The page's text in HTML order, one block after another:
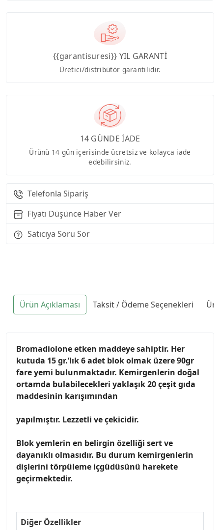
{{garantisuresi}} YIL GARANTİ
Üretici/distribütör garantilidir.
14 GÜNDE İADE
Ürünü 14 gün içerisinde ücretsiz ve kolayca iade
edebilirsiniz.
Telefonla Sipariş
Fiyatı Düşünce Haber Ver
Satıcıya Soru Sor
Ürün Açıklaması Taksit / Ödeme Seçenekleri
Bromadiolone etken maddeye sahiptir. Her
kutuda 15 gr.’lık 6 adet blok olmak üzere 90gr
fare yemi bulunmaktadır. Kemirgenlerin doğal
ortamda bulabilecekleri yaklaşık 20 çeşit gıda
maddesinin karışımından
yapılmıştır. Lezzetli ve çekicidir.
Blok yemlerin en belirgin özelliği sert ve
dayanıklı olmasıdır. Bu durum kemirgenlerin
dişlerini törpüleme içgüdüsünü harekete
geçirmektedir.
Diğer Özellikler